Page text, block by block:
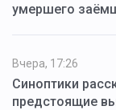
умершего
Вчера, 17:26
Синоптики
предстоящие